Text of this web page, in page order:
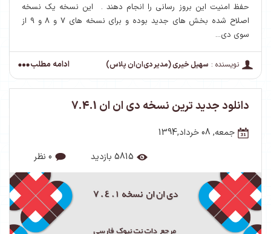
حفظ امنیت این بروز رسانی را انجام دهند . این نسخه یک نسخه
اصلاح شده بخش های جدید بوده و برای نسخه های 7 و 8 و 9 از
سوی دی...
نویسنده : سهیل خیری (مدیر دی‌ان‌ان پلاس) ادامه مطلب
دانلود جدید ترین نسخه دی ان ان 7.4.1
جمعه, 08 خرداد,1394